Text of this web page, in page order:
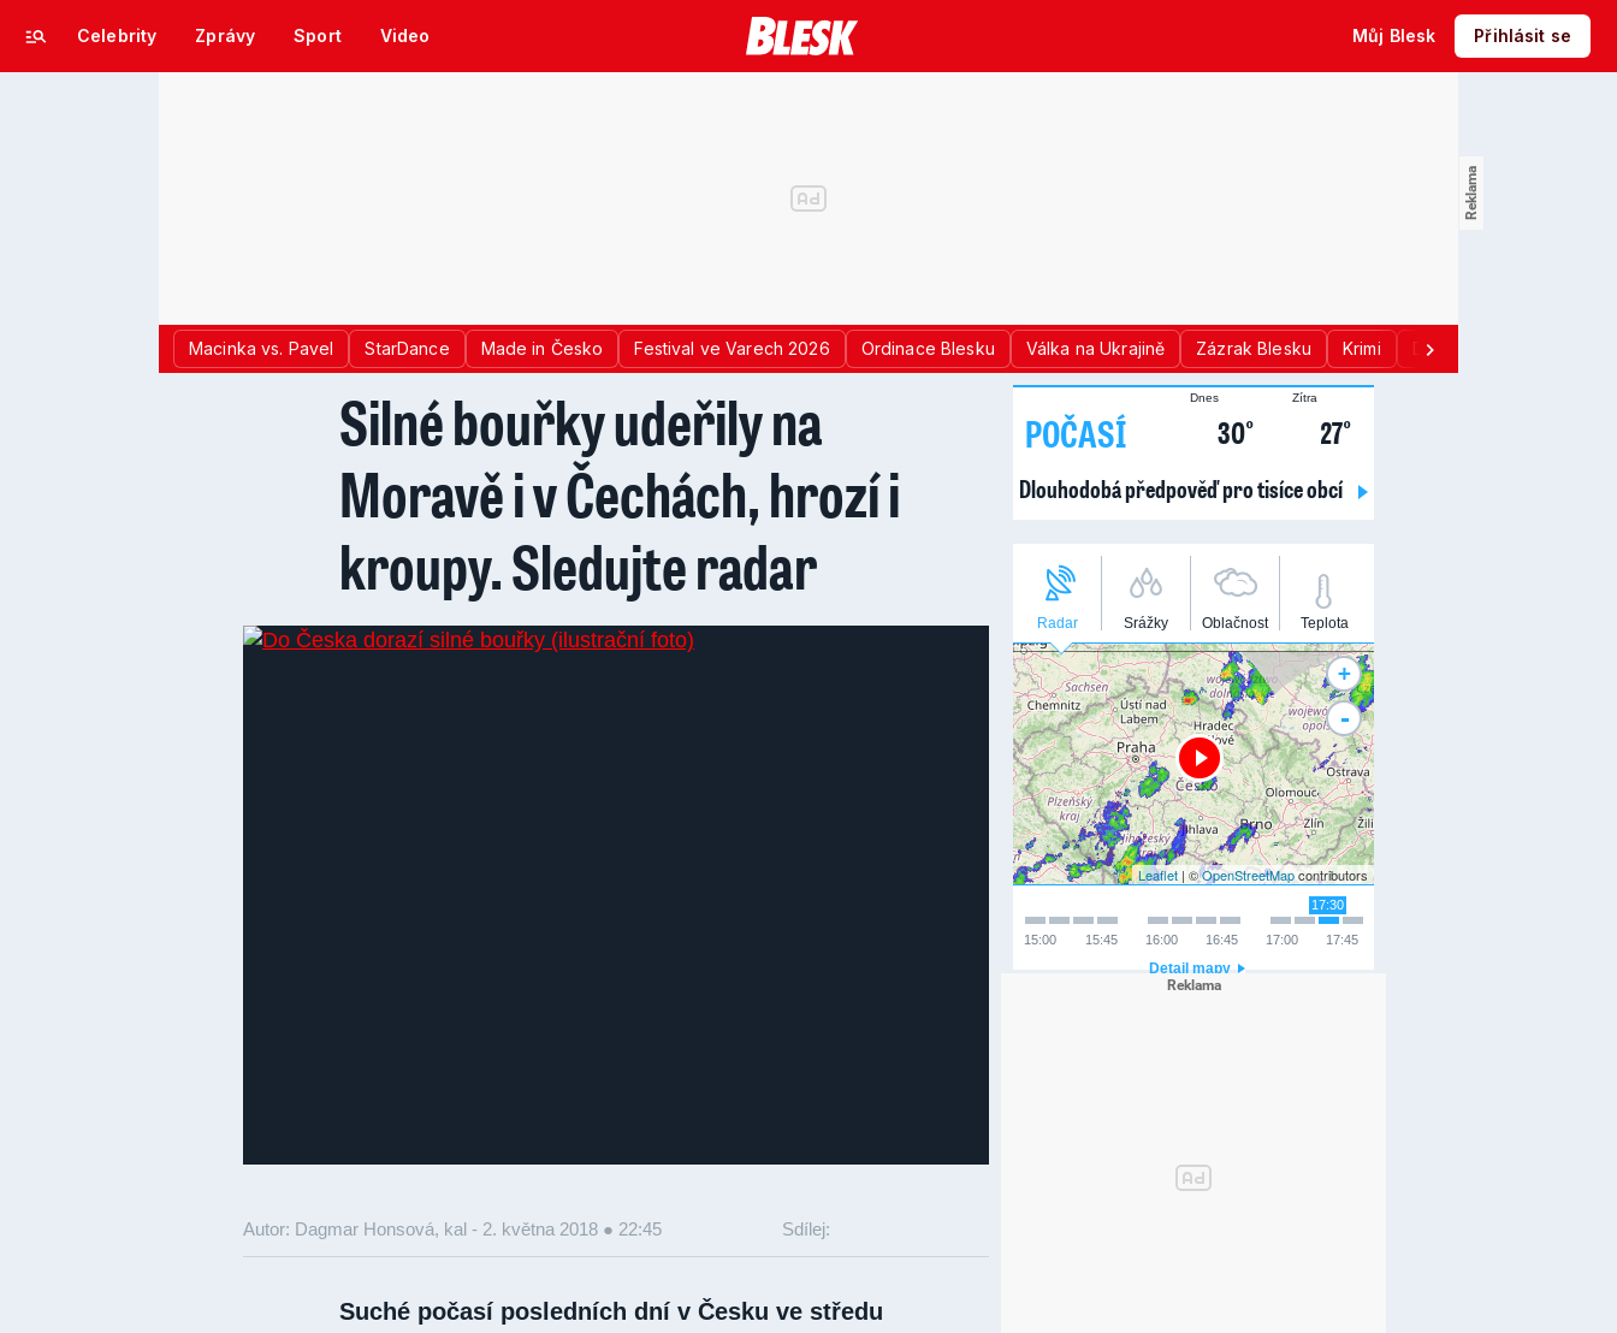
Celebrity Zprávy Sport Video Můj Blesk Přihlásit se
Macinka vs. Pavel StarDance Made in Česko Festival ve Varech 2026 Ordinace Blesku Válka na Ukrajině Zázrak Blesku Krimi Donald Trump
Silné bouřky udeřily na
Moravě i v Čechách, hrozí i
kroupy. Sledujte radar
Autor: Dagmar Honsová, kal - 2. května 2018 ● 22:45 Sdílej:
Suché počasí posledních dní v Česku ve středu
POČASÍ
Dnes
30°
Zítra
27°
Dlouhodobá předpověď pro tisíce obcí
Radar Srážky Oblačnost Teplota
+
-
Leaflet | ©OpenStreetMapcontributors
17:30
17:45
17:00
16:45
16:00
15:45
15:00
Detail mapy